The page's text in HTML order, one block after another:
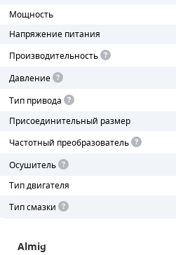
Мощность
Напряжение питания
Производительность
Давление
Тип привода
Присоединительный размер
Частотный преобразователь
Осушитель
Тип двигателя
Тип смазки
Almig
МОТОРНОЕ МАСЛО
РАДИАТОРЫ
ПОРШНЕВЫЕ БЛОКИ
ДЕТАЛИ СПИРАЛЬНЫХ КОМПРЕССОРОВ
ДЕТАЛИ НАСОСНОЙ ЧАСТИ
ДЕТАЛИ ПОГРУЖНЫХ НАСОСОВ